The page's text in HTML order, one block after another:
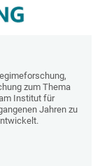
zum Thema
Institut für
Jahren zu